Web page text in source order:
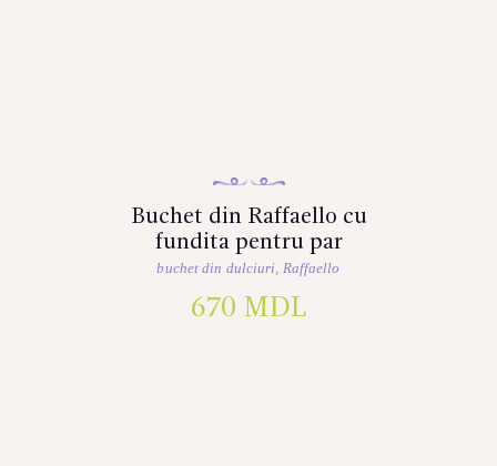
Buchet din Raffaello cu
fundita pentru par
buchet din dulciuri, Raffaello
670 MDL